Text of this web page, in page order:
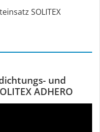
SOLITEX
und
ADHERO